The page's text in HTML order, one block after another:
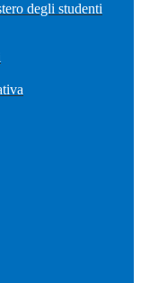
degli studenti